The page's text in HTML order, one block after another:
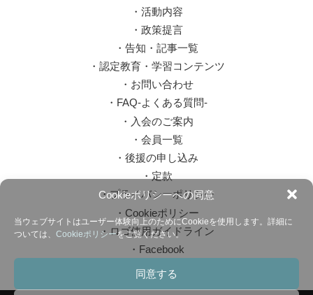
Cookieポリシーへの同意
当ウェブサイトはユーザー体験向上のためにCookieを使用します。詳細に
ついては、 Cookieポリシーをご覧ください。
同意する
・ 活動内容
・ 政策提言
・ 告知・記事一覧
・ 認定教育・学習コンテンツ
・ お問い合わせ
・ FAQ-よくある質問-
・ 入会のご案内
・ 会員一覧
・ 後援の申し込み
・ 定款
・プライバシーポリシー
・ Cookieポリシー
・ロゴ使用ガイドライン
・ Facebook